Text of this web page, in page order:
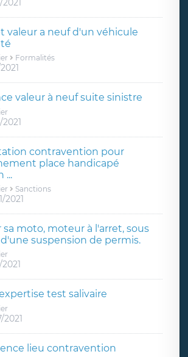
valeur a neuf d'un véhicule
Formalités
valeur à neuf suite sinistre
2021
contravention pour
place handicapé
...
Sanctions
2021
sa moto, moteur à l'arret, sous
d'une suspension de permis.
2021
test salivaire
2021
lieu contravention